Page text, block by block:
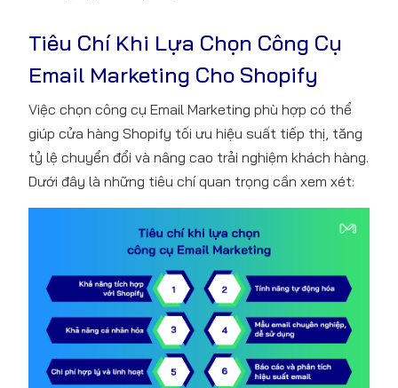
Tiêu Chí Khi Lựa Chọn Công Cụ
Email Marketing Cho Shopify
Việc chọn công cụ Email Marketing phù hợp có thể
giúp cửa hàng Shopify tối ưu hiệu suất tiếp thị, tăng
tỷ lệ chuyển đổi và nâng cao trải nghiệm khách hàng.
Dưới đây là những tiêu chí quan trọng cần xem xét: